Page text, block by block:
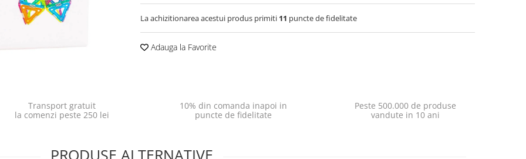
La achizitionarea acestui produs primiti 11 puncte de fidelitate
Adauga la Favorite
Transport gratuit
la comenzi peste 250 lei
10% din comanda inapoi in
puncte de fidelitate
Peste 500.000 de produse
vandute in 10 ani
PRODUSE ALTERNATIVE